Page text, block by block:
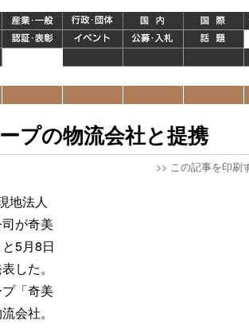
プの物流会社と提携
>> この記事を印刷
地法人
が奇美
5月8日
した。
「奇美
会社。